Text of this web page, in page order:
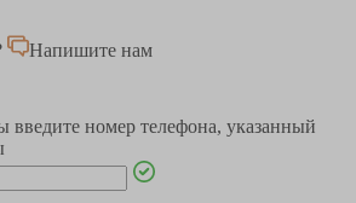
Напишите нам
введите номер телефона, указанный